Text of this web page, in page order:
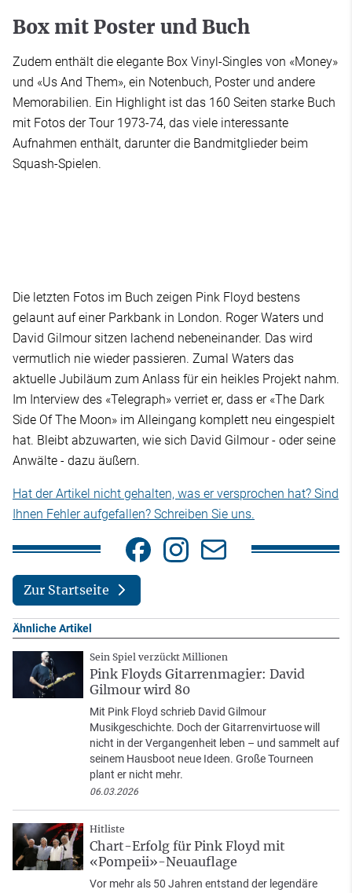
Box mit Poster und Buch
Zudem enthält die elegante Box Vinyl-Singles von «Money»
und «Us And Them», ein Notenbuch, Poster und andere
Memorabilien. Ein Highlight ist das 160 Seiten starke Buch
mit Fotos der Tour 1973-74, das viele interessante
Aufnahmen enthält, darunter die Bandmitglieder beim
Squash-Spielen.
Die letzten Fotos im Buch zeigen Pink Floyd bestens
gelaunt auf einer Parkbank in London. Roger Waters und
David Gilmour sitzen lachend nebeneinander. Das wird
vermutlich nie wieder passieren. Zumal Waters das
aktuelle Jubiläum zum Anlass für ein heikles Projekt nahm.
Im Interview des «Telegraph» verriet er, dass er «The Dark
Side Of The Moon» im Alleingang komplett neu eingespielt
hat. Bleibt abzuwarten, wie sich David Gilmour - oder seine
Anwälte - dazu äußern.
Hat der Artikel nicht gehalten, was er versprochen hat? Sind
Ihnen Fehler aufgefallen? Schreiben Sie uns.
Zur Startseite
Ähnliche Artikel
Sein Spiel verzückt Millionen
Pink Floyds Gitarrenmagier: David
Gilmour wird 80
Mit Pink Floyd schrieb David Gilmour
Musikgeschichte. Doch der Gitarrenvirtuose will
nicht in der Vergangenheit leben – und sammelt auf
seinem Hausboot neue Ideen. Große Tourneen
plant er nicht mehr.
06.03.2026
Hitliste
Chart-Erfolg für Pink Floyd mit
«Pompeii»-Neuauflage
Vor mehr als 50 Jahren entstand der legendäre